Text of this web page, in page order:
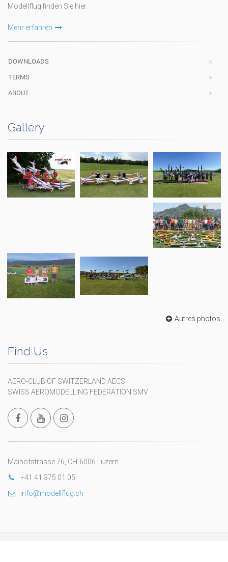
Modellflug finden Sie hier.
Mehr erfahren
DOWNLOADS
TERMS
ABOUT
Gallery
Autres photos
Find Us
AERO-CLUB OF SWITZERLAND AECS
SWISS AEROMODELLING FEDERATION SMV
Maihofstrasse 76, CH-6006 Luzern
+41 41 375 01 05
info@modellflug.ch